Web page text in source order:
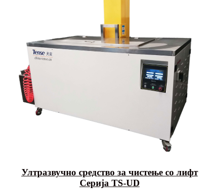
Ултразвучно средство за чистење со лифт
Серија TS-UD